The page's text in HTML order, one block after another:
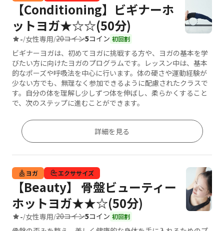
【Conditioning】ビギナーホ
ットヨガ★☆☆(50分)
-/女性専用/20コイン5コイン 初回割
ビギナーヨガは、初めてヨガに挑戦する方や、ヨガの基本を学
びたい方に向けたヨガのプログラムです。レッスン中は、基本
的なポーズや呼吸法を中心に行います。体の硬さや運動経験が
少ない方でも、無理なく参加できるように配慮されたクラスで
す。自分の体を理解し少しずつ体を伸ばし、柔らかくすること
で、次のステップに進むことができます。
詳細を見る
ヨガ エクササイズ
【Beauty】 骨盤ビューティー
ホットヨガ★★☆(50分)
-/女性専用/20コイン5コイン 初回割